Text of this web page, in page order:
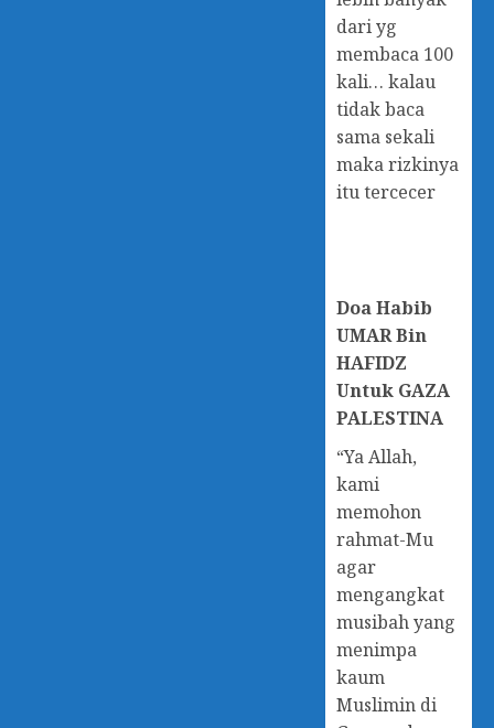
dari yg
membaca 100
kali… kalau
tidak baca
sama sekali
maka rizkinya
itu tercecer
DoaHabib
UMAR Bin
HAFIDZ
Untuk GAZA
PALESTINA
“Ya Allah,
kami
memohon
rahmat-Mu
agar
mengangkat
musibah yang
menimpa
kaum
Muslimin di